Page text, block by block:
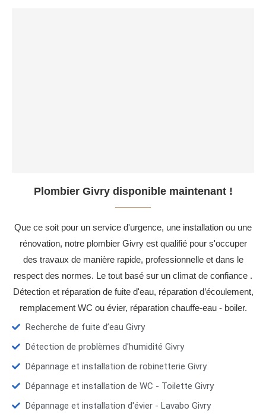
Plombier Givry disponible maintenant !
Que ce soit pour un service d'urgence, une installation ou une
rénovation, notre plombier Givry est qualifié pour s'occuper
des travaux de manière rapide, professionnelle et dans le
respect des normes. Le tout basé sur un climat de confiance .
Détection et réparation de fuite d'eau, réparation d’écoulement,
remplacement WC ou évier, réparation chauffe-eau - boiler.
Recherche de fuite d’eau Givry
Détection de problèmes d'humidité Givry
Dépannage et installation de robinetterie Givry
Dépannage et installation de WC - Toilette Givry
Dépannage et installation d'évier - Lavabo Givry